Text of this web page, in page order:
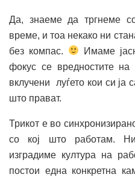
Да, знаеме да тргнеме
време, и тоа некако ни
без компас.
Имаме
фокус се вредностите
вклучени луѓето кои си ја
што прават.
Трикот е во
со кој што работам.
изградиме култура на
постои една конкретна